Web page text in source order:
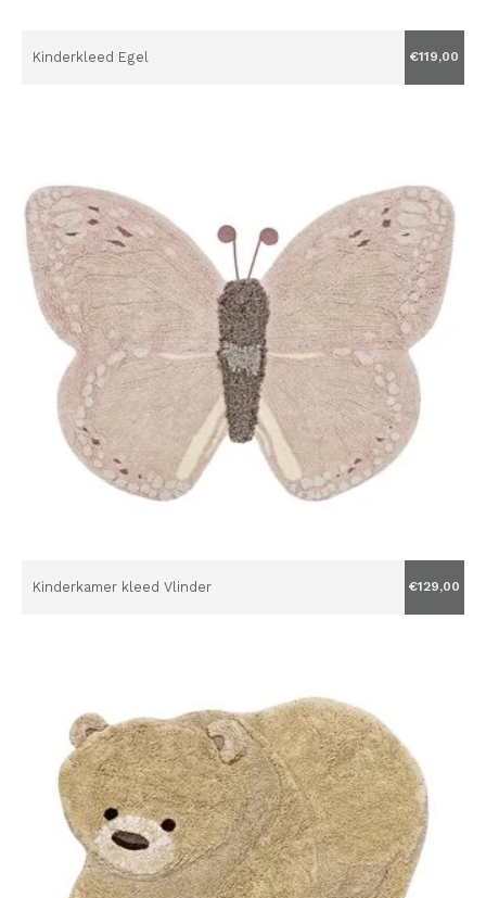
Kinderkleed Egel €119,00
Kinderkamer kleed Vlinder €129,00